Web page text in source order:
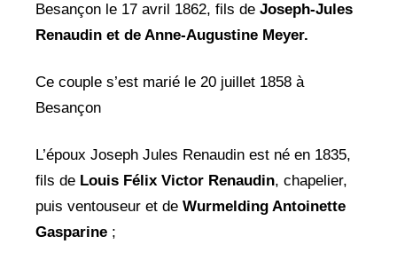
Besançon le 17 avril 1862, fils de Joseph-Jules
Renaudin et de Anne-Augustine Meyer.
Ce couple s’est marié le 20 juillet 1858 à
Besançon
L’époux Joseph Jules Renaudin est né en 1835,
fils de Louis Félix Victor Renaudin, chapelier,
puis ventouseur et de Wurmelding Antoinette
Gasparine ;